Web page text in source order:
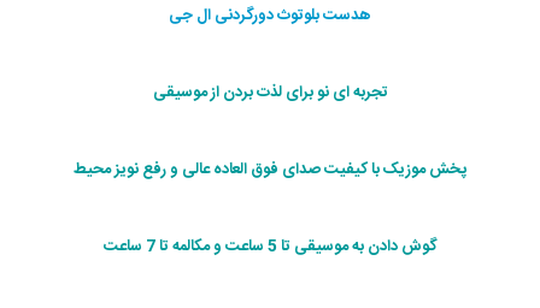
هدست بلوتوث دورگردنی ال جی
تجربه ای نو برای لذت بردن از موسیقی
پخش موزیک با کیفیت صدای فوق العاده عالی و رفع نویز محیط
گوش دادن به موسیقی تا 5 ساعت و مکالمه تا 7 ساعت